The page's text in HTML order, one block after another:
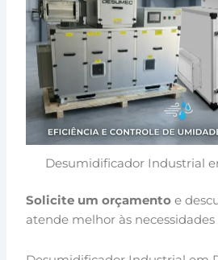
Desumidificador Industrial
Solicite um orçamento e
atende melhor às